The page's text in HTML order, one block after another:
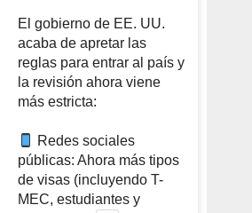
El gobierno de EE. UU.
acaba de apretar las
reglas para entrar al país y
la revisión ahora viene
más estricta:
Redes sociales
públicas: Ahora más tipos
de visas (incluyendo T-
MEC, estudiantes y